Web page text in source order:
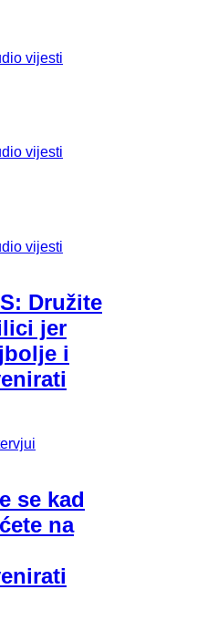
vijesti
vijesti
vijesti
Družite
jer
i
se kad
na